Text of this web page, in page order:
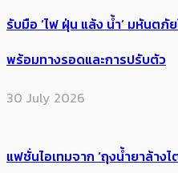
รับมือ ‘ไฟ ฝุ่น แล้ง น้ำ’ มหันตภั
พร้อมทางรอดและการปรับตัว
30 July 2026
แฟชั่นไอเทมจาก ‘ถุงน้ำยาล้าง